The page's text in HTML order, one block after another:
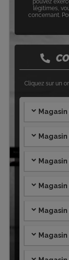
pouvez
légitimes,
concernant.
Cliquez sur un